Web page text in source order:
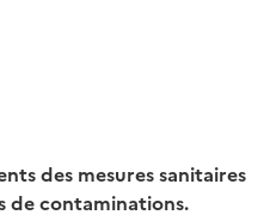
des mesures sanitaires
de contaminations.